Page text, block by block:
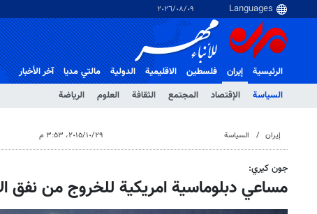
٠٩‏/٠٨‏/٢٠٢٦
الرئيسية
إيران
السياسة
الإقتصاد المجتمع الثقافة العلوم الرياضة
فلسطین الاقلیمیة الدولية مالتي مدیا آخر الأخبار
إيران السياسة ٢٩‏/١٠‏/٢٠١٥، ٣:٥٣ م
جون كيري:
مساعي دبلوماسية امريكية للخروج من نفق